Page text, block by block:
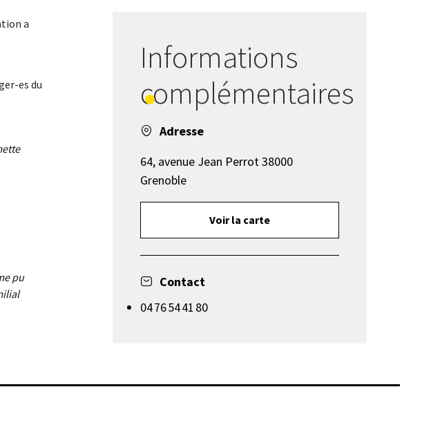
a
es du
pu
Informations
complémentaires
Adresse
64, avenue Jean Perrot 38000
Grenoble
Voir la carte
Contact
04 76 54 41 80